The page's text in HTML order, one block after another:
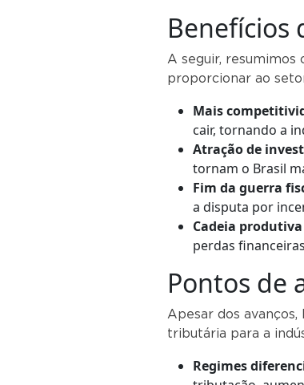
Benefícios
A seguir,
proporcionar ao
Mais
cair, tornando a
Atração de
tornam o Brasil
Fim da guerra
a disputa por
Cadeia
perdas
Pontos de
Apesar dos
tributária para a
Regimes